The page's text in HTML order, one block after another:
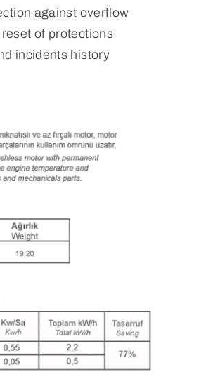
against overflow
of protections
incidents history